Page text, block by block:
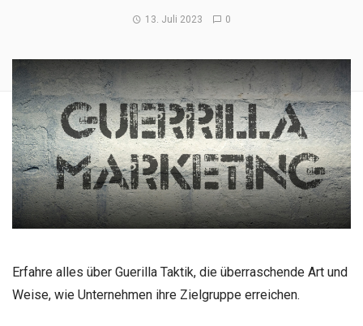
13. Juli 2023 0
Erfahre alles über Guerilla Taktik, die überraschende Art und
Weise, wie Unternehmen ihre Zielgruppe erreichen.